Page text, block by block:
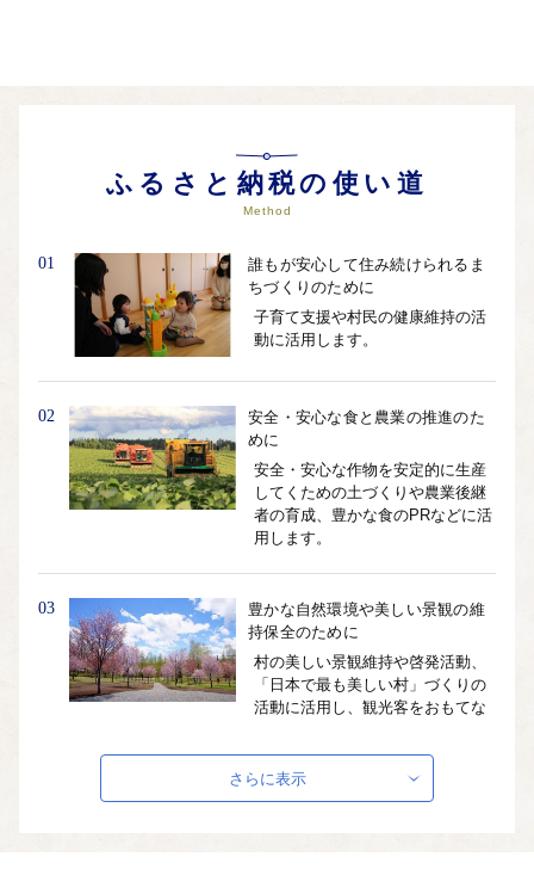
外部サイトへ遷移します。
個人情報の保護は遷移先サイトの方針に従います。
ふるさと納税の使い道
Method
01
誰もが安心して住み続けられるま
ちづくりのために
子育て支援や村民の健康維持の活
動に活用します。
02
安全・安心な食と農業の推進のた
めに
安全・安心な作物を安定的に生産
してくための土づくりや農業後継
者の育成、豊かな食のPRなどに活
用します。
03
豊かな自然環境や美しい景観の維
持保全のために
村の美しい景観維持や啓発活動、
「日本で最も美しい村」づくりの
活動に活用し、観光客をおもてな
文化や芸術・教育の振興のために
さらに表示